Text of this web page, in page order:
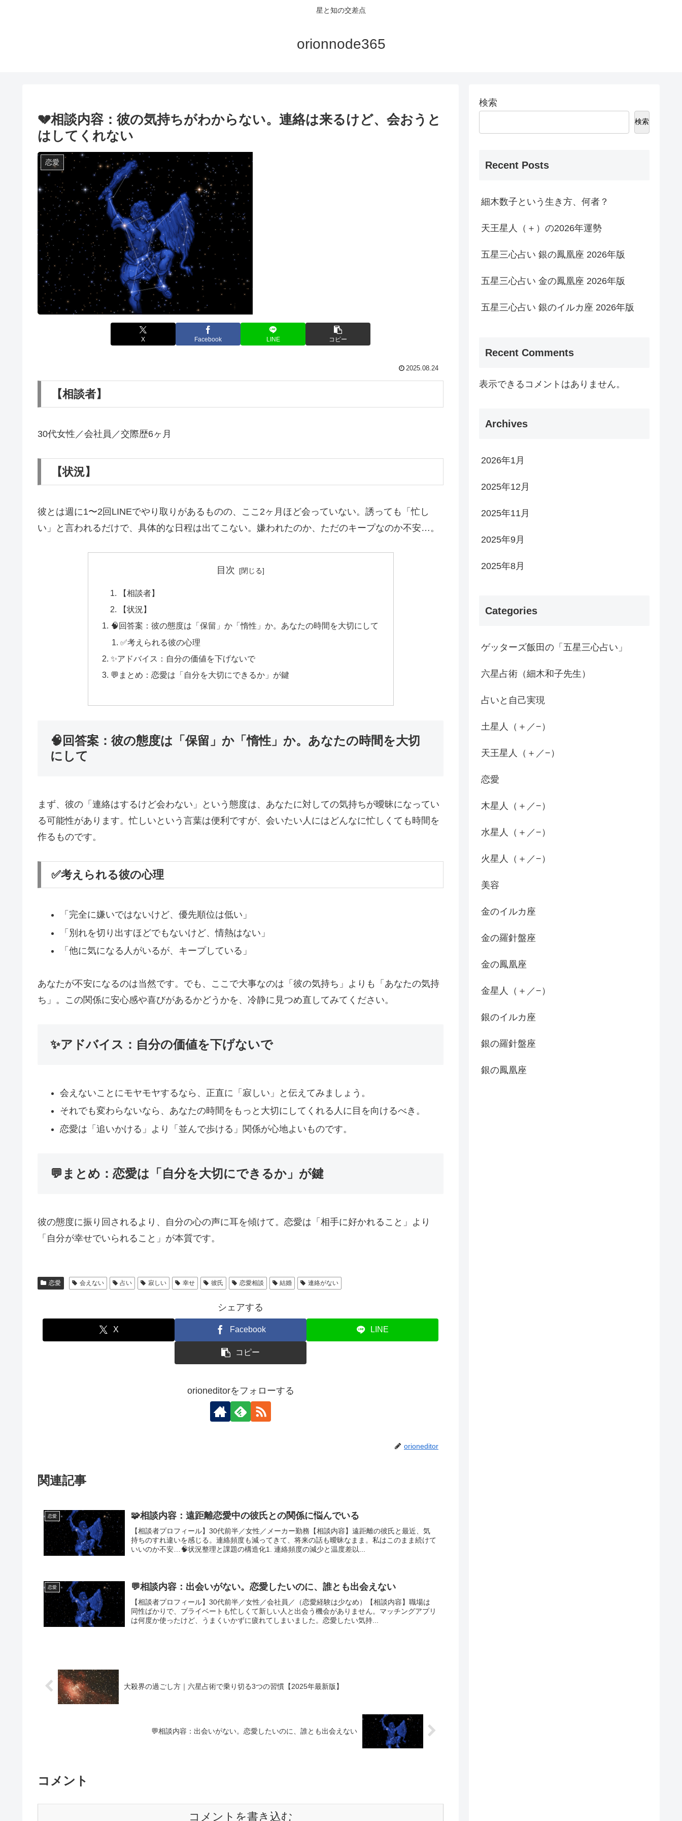
星と知の交差点
orionnode365
💔相談内容：彼の気持ちがわからない。連絡は来るけど、会おうと
はしてくれない
恋愛
X Facebook LINE コピー
2025.08.24
【相談者】
30代女性／会社員／交際歴6ヶ月
【状況】
彼とは週に1〜2回LINEでやり取りがあるものの、ここ2ヶ月ほど会っていない。誘っても「忙し
い」と言われるだけで、具体的な日程は出てこない。嫌われたのか、ただのキープなのか不安…。
目次
【相談者】
【状況】
🧠回答案：彼の態度は「保留」か「惰性」か。あなたの時間を大切にして
✅考えられる彼の心理
✨アドバイス：自分の価値を下げないで
💬まとめ：恋愛は「自分を大切にできるか」が鍵
🧠回答案：彼の態度は「保留」か「惰性」か。あなたの時間を大切
にして
まず、彼の「連絡はするけど会わない」という態度は、あなたに対しての気持ちが曖昧になってい
る可能性があります。忙しいという言葉は便利ですが、会いたい人にはどんなに忙しくても時間を
作るものです。
✅考えられる彼の心理
「完全に嫌いではないけど、優先順位は低い」
「別れを切り出すほどでもないけど、情熱はない」
「他に気になる人がいるが、キープしている」
あなたが不安になるのは当然です。でも、ここで大事なのは「彼の気持ち」よりも「あなたの気持
ち」。この関係に安心感や喜びがあるかどうかを、冷静に見つめ直してみてください。
✨アドバイス：自分の価値を下げないで
会えないことにモヤモヤするなら、正直に「寂しい」と伝えてみましょう。
それでも変わらないなら、あなたの時間をもっと大切にしてくれる人に目を向けるべき。
恋愛は「追いかける」より「並んで歩ける」関係が心地よいものです。
💬まとめ：恋愛は「自分を大切にできるか」が鍵
彼の態度に振り回されるより、自分の心の声に耳を傾けて。恋愛は「相手に好かれること」より
「自分が幸せでいられること」が本質です。
恋愛 会えない 占い 寂しい 幸せ 彼氏 恋愛相談 結婚 連絡がない
シェアする
X Facebook LINE
コピー
orioneditorをフォローする
orioneditor
関連記事
恋愛 🧩相談内容：遠距離恋愛中の彼氏との関係に悩んでいる
【相談者プロフィール】30代前半／女性／メーカー勤務【相談内容】遠距離の彼氏と最近、気
持ちのすれ違いを感じる。連絡頻度も減ってきて、将来の話も曖昧なまま。私はこのまま続けて
いいのか不安…🧠状況整理と課題の構造化1. 連絡頻度の減少と温度差以...
恋愛 💬相談内容：出会いがない。恋愛したいのに、誰とも出会えない
【相談者プロフィール】30代前半／女性／会社員／（恋愛経験は少なめ）【相談内容】職場は
同性ばかりで、プライベートも忙しくて新しい人と出会う機会がありません。マッチングアプリ
は何度か使ったけど、うまくいかずに疲れてしまいました。恋愛したい気持...
大殺界の過ごし方｜六星占術で乗り切る3つの習慣【2025年最新版】
💬相談内容：出会いがない。恋愛したいのに、誰とも出会えない
コメント
コメントを書き込む
検索
検索
Recent Posts
細木数子という生き方、何者？
天王星人（＋）の2026年運勢
五星三心占い 銀の鳳凰座 2026年版
五星三心占い 金の鳳凰座 2026年版
五星三心占い 銀のイルカ座 2026年版
Recent Comments
表示できるコメントはありません。
Archives
2026年1月
2025年12月
2025年11月
2025年9月
2025年8月
Categories
ゲッターズ飯田の「五星三心占い」
六星占術（細木和子先生）
占いと自己実現
土星人（＋／−）
天王星人（＋／−）
恋愛
木星人（＋／−）
水星人（＋／−）
火星人（＋／−）
美容
金のイルカ座
金の羅針盤座
金の鳳凰座
金星人（＋／−）
銀のイルカ座
銀の羅針盤座
銀の鳳凰座